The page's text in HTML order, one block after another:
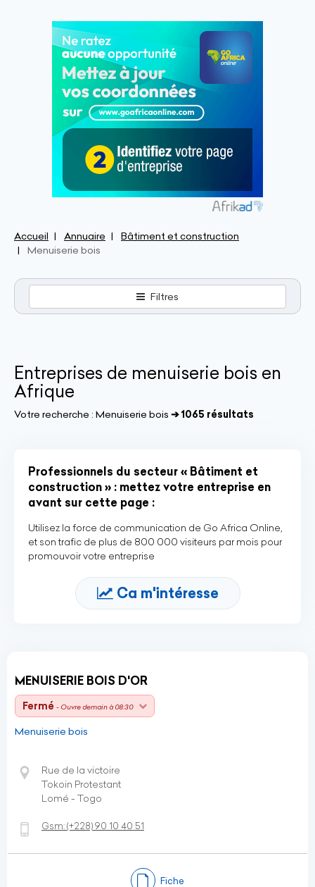
Accueil Annuaire
Bâtiment et construction
Menuiserie bois
Filtres
Entreprises de menuiserie bois en
Afrique
Votre recherche : Menuiserie bois ➔ 1065 résultats
Professionnels du secteur « Bâtiment et
construction » : mettez votre entreprise en
avant sur cette page :
Utilisez la force de communication de Go Africa Online,
et son trafic de plus de 800 000 visiteurs par mois pour
promouvoir votre entreprise
Ca m'intéresse
MENUISERIE BOIS D'OR
Fermé - Ouvre demain à 08:30
Menuiserie bois
Rue de la victoire
Tokoin Protestant
Lomé - Togo
Gsm:(+228)90 10 40 51
Fiche